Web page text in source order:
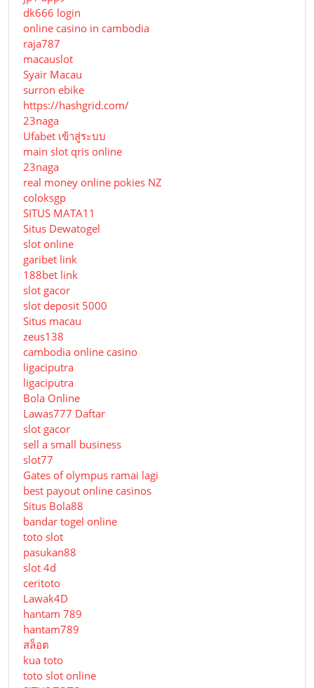
dk666 login
online casino in cambodia
raja787
macauslot
Syair Macau
surron ebike
https://hashgrid.com/
23naga
Ufabet เข้าสู่ระบบ
main slot qris online
23naga
real money online pokies NZ
coloksgp
SITUS MATA11
Situs Dewatogel
slot online
garibet link
188bet link
slot gacor
slot deposit 5000
Situs macau
zeus138
cambodia online casino
ligaciputra
ligaciputra
Bola Online
Lawas777 Daftar
slot gacor
sell a small business
slot77
Gates of olympus ramai lagi
best payout online casinos
Situs Bola88
bandar togel online
toto slot
pasukan88
slot 4d
ceritoto
Lawak4D
hantam 789
hantam789
สล็อต
kua toto
toto slot online